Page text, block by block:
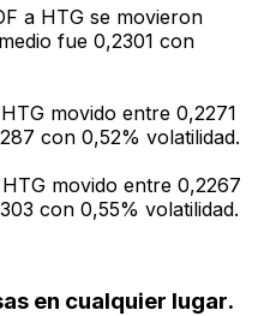
a HTG se movieron
fue 0,2301 con
movido entre 0,2271
con 0,52% volatilidad.
movido entre 0,2267
con 0,55% volatilidad.
en cualquier lugar.